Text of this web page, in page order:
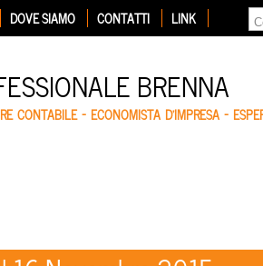
DOVE SIAMO CONTATTI LINK
BRENNA
CONTABILE – ECONOMISTA D'IMPRESA –